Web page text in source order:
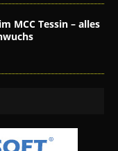
MCC Tessin – alles